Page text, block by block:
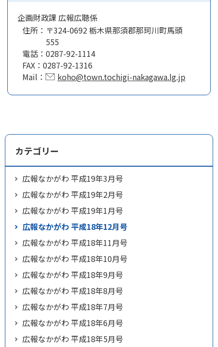
企画財政課 広報広聴係
住所： 〒324-0692 栃木県那須郡那珂川町馬頭
555
電話： 0287-92-1114
FAX： 0287-92-1316
Mail：
koho@town.tochigi-nakagawa.lg.jp
カテゴリー
広報なかがわ 平成19年3月号
広報なかがわ 平成19年2月号
広報なかがわ 平成19年1月号
広報なかがわ 平成18年12月号
広報なかがわ 平成18年11月号
広報なかがわ 平成18年10月号
広報なかがわ 平成18年9月号
広報なかがわ 平成18年8月号
広報なかがわ 平成18年7月号
広報なかがわ 平成18年6月号
広報なかがわ 平成18年5月号